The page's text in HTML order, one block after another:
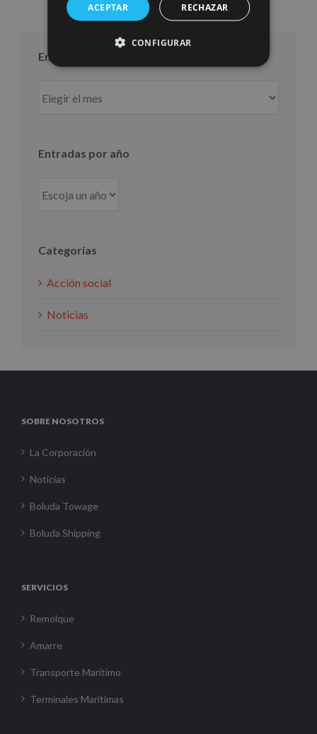
Entradas por mes
por
Entradas por año
Categorías
Acción social
Noticias
SOBRE NOSOTROS
La Corporación
Noticias
Boluda Towage
Boluda Shipping
SERVICIOS
Remolque
Amarre
Transporte Marítimo
Terminales Marítimas
ACEPTAR RECHAZAR
CONFIGURAR